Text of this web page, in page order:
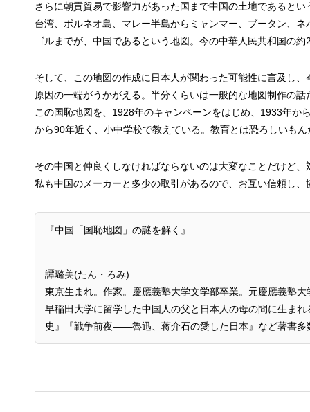
さらに朝貢貿易で影響力があった国まで中国の土地であると
台湾、ボルネオ島、マレー半島からミャンマー、ブータン、
ゴルまでが、中国であるという地図。今の中華人民共和国の約
そして、この地図の作成に日本人が関わった可能性に言及し
原因の一端がうかがえる。半分くらいは一般的な地図制作の
この国恥地図を、1928年のキャンペーンをはじめ、1933年か
から90年近く、小中学校で教えている。教育とは恐ろしいもん
その中国と仲良くしなければならないのは大変なことだけど
私も中国のメーカーと多少の取引があるので、お互い信頼し
『中国「国恥地図」の謎を解く』
譚璐美(たん・ろみ)
東京生まれ。作家。慶應義塾大学文学部卒業。元慶應義塾
早稲田大学に留学した中国人の父と日本人の母の間に生ま
史』『戦争前夜――魯迅、蒋介石の愛した日本』など著書多